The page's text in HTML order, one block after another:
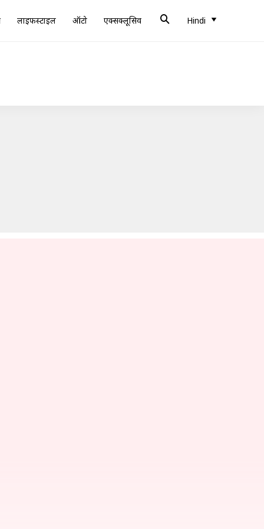
लाइफस्टाइल ऑटो एक्सक्लूसिव Hindi